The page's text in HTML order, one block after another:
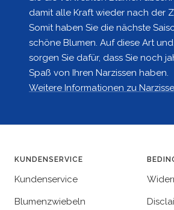
damit alle Kraft wieder nach der
Somit haben Sie die nächste
schöne Blumen. Auf diese Art
sorgen Sie dafür, dass Sie noch
Spaß von Ihren Narzissen haben.
Weitere Informationen zu
KUNDENSERVICE
Kundenservice
Blumenzwiebeln